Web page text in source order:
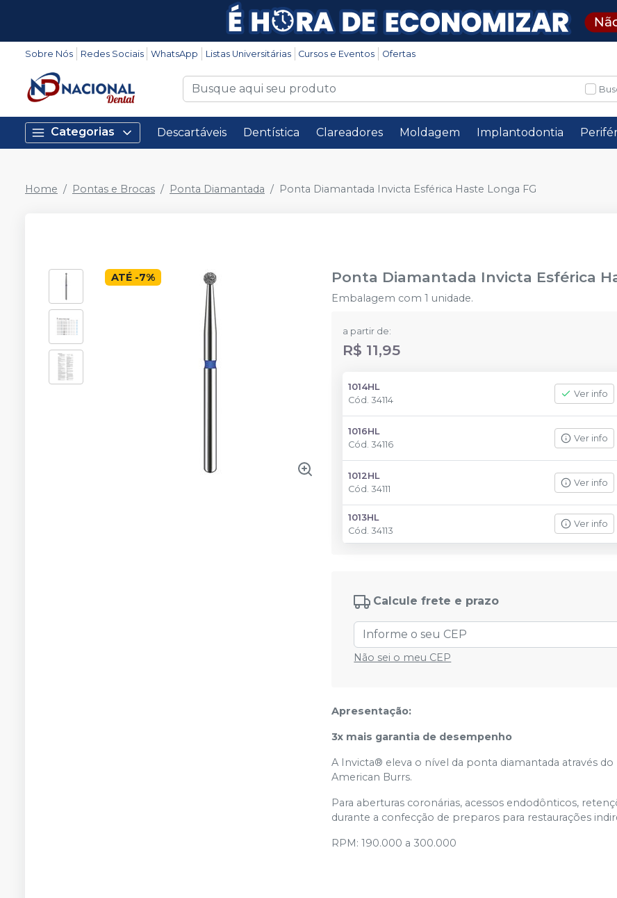
Sobre Nós Redes Sociais WhatsApp Listas Universitárias Cursos e Eventos Ofertas
Categorias Descartáveis Dentística Clareadores Moldagem Implantodontia
Home Pontas e Brocas Ponta Diamantada Ponta Diamantada Invicta Esférica Haste Longa FG
ATÉ -7% Ponta Diamantada Invicta Esférica
Embalagem com 1 unidade.
a partir de:
R$ 11,95
1014HL
Cód.34114
Ver info
1016HL
Cód.34116
Ver info
1012HL
Cód.34111
Ver info
1013HL
Cód.34113
Ver info
Calcule frete e prazo
Não sei o meu CEP
Apresentação:
3x mais garantia de desempenho
A Invicta® eleva o nível da ponta diamantada através
American Burrs.
Para aberturas coronárias, acessos endodônticos,
durante a confecção de preparos para restaurações
RPM: 190.000 a 300.000